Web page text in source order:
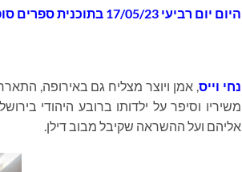
היום יום רביעי 17/05/23 בתוכנית ספרים
נחי וייס, אמן ויוצר מצליח גם באירופה,
משיריו וסיפר על ילדותו ברובע היהודי
אליהם ועל ההשראה שקיבל מבוב דילן.